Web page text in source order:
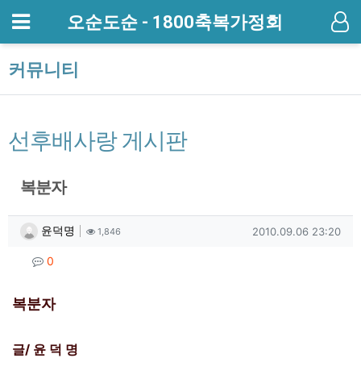
메뉴 오순도순 - 1800축복가정회
커뮤니티
선후배사랑 게시판
복분자
작성자 정보
윤덕명 작성1,846조회 작성일
2010.09.06 23:20
컨텐츠 정보
0
본문
복분자
글/ 윤 덕 명